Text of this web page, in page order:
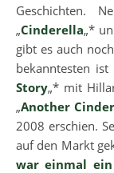
Geschichten.
„Cinderella„*
gibt es auch
bekanntesten
Story„* mit
„Another
2008 erschien.
auf den Markt
war einmal ein